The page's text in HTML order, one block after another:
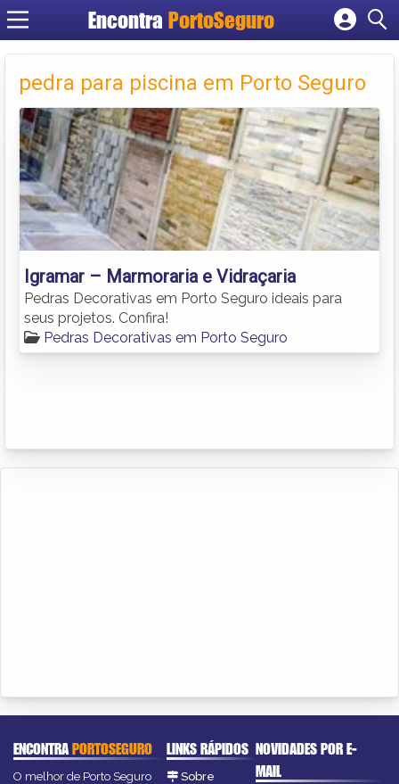
Encontra PortoSeguro
Cadastrar empresa
Criar conta
pedra para piscina em Porto Seguro
Igramar – Marmoraria e Vidraçaria
Pedras Decorativas em Porto Seguro ideais para
seus projetos. Confira!
Pedras Decorativas em Porto Seguro
ENCONTRAPORTOSEGURO
O melhor de Porto Seguro
LINKS RÁPIDOS
Sobre
NOVIDADES POR E-
MAIL